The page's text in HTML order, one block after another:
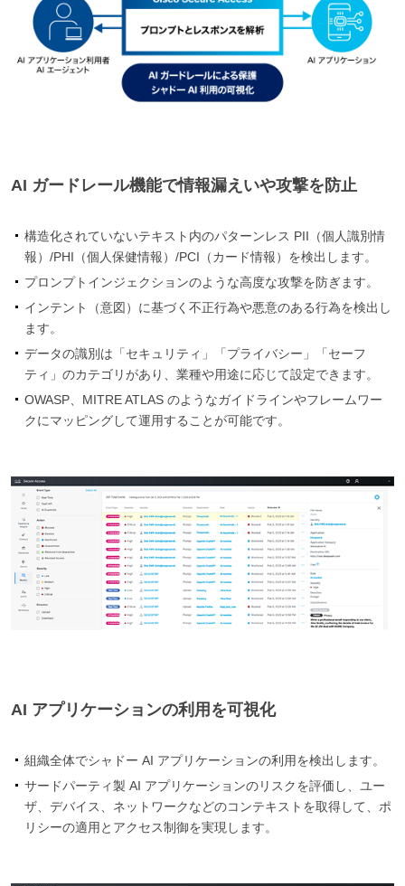
AI ガードレール機能で情報漏えいや攻撃を防止
構造化されていないテキスト内のパターンレス PII（個人識別情
報）/PHI（個人保健情報）/PCI（カード情報）を検出します。
プロンプトインジェクションのような高度な攻撃を防ぎます。
インテント（意図）に基づく不正行為や悪意のある行為を検出し
ます。
データの識別は「セキュリティ」「プライバシー」「セーフ
ティ」のカテゴリがあり、業種や用途に応じて設定できます。
OWASP、MITRE ATLAS のようなガイドラインやフレームワー
クにマッピングして運用することが可能です。
AI アプリケーションの利用を可視化
組織全体でシャドー AI アプリケーションの利用を検出します。
サードパーティ製 AI アプリケーションのリスクを評価し、ユー
ザ、デバイス、ネットワークなどのコンテキストを取得して、ポ
リシーの適用とアクセス制御を実現します。